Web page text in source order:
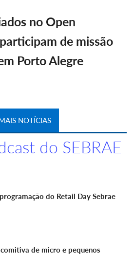
no Open
de missão
Porto Alegre
NOTÍCIAS
do SEBRAE
do Retail Day Sebrae
comitiva de micro e pequenos